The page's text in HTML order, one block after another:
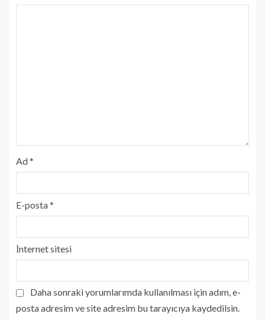
Ad*
E-posta*
İnternet sitesi
Daha sonraki yorumlarımda kullanılması için adım, e-
posta adresim ve site adresim bu tarayıcıya kaydedilsin.